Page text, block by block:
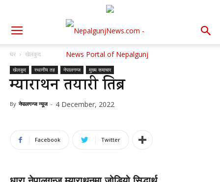
घर खेलकुद
खेलकुद स्थानीय तह नेपालगन्ज मुख्य समाचार
म्याराथन तयारी तिब्र
By नेपालगन्ज न्यूज - 4 December, 2022
Facebook Twitter